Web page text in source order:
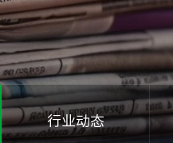
行业动态